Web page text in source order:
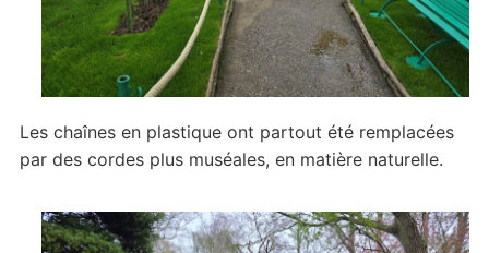
Les chaînes en plastique ont partout été remplacées
par des cordes plus muséales, en matière naturelle.